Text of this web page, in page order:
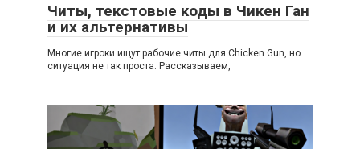
Читы, текстовые коды в Чикен Ган
и их альтернативы
Многие игроки ищут рабочие читы для Chicken Gun, но
ситуация не так проста. Рассказываем,